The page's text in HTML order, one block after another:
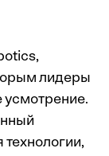
лидеры
усмотрение.